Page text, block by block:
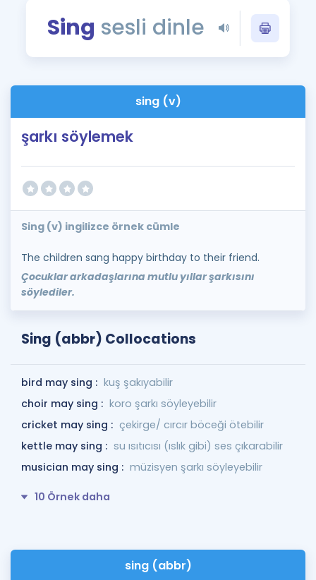
Rehberlik Aracı
Blog
İngilizce Gramer
Sing sesli dinle
sing (v)
şarkı söylemek
Sing (v) ingilizce örnek cümle
The children sang happy birthday to their friend.
Çocuklar arkadaşlarına mutlu yıllar şarkısını
söylediler.
Sing (abbr) Collocations
bird may sing : kuş şakıyabilir
choir may sing : koro şarkı söyleyebilir
cricket may sing : çekirge/ cırcır böceği ötebilir
kettle may sing : su ısıtıcısı (ıslık gibi) ses çıkarabilir
musician may sing : müzisyen şarkı söyleyebilir
10 Örnek daha
sing (abbr)